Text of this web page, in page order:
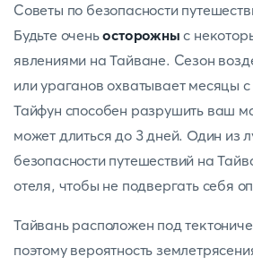
Советы по безопасности
Будьте оченьосторожны с
явлениями на Тайване. Сезон
или ураганов охватывает месяцы
Тайфун способен разрушить ваш
может длиться до 3 дней. Один из
безопасности путешествий на
отеля, чтобы не подвергать себя
Тайвань расположен под
поэтому вероятность